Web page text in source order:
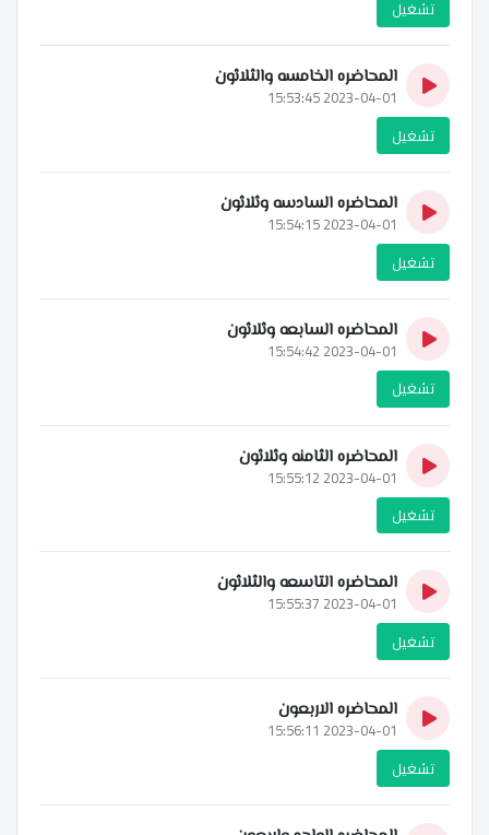
تشغيل
المحاضره الخامسه والثلاثون
2023-04-01 15:53:45
تشغيل
المحاضره السادسه وثلاثون
2023-04-01 15:54:15
تشغيل
المحاضره السابعه وثلاثون
2023-04-01 15:54:42
تشغيل
المحاضره الثامنه وثلاثون
2023-04-01 15:55:12
تشغيل
المحاضره التاسعه والثلاثون
2023-04-01 15:55:37
تشغيل
المحاضره الاربعون
2023-04-01 15:56:11
تشغيل